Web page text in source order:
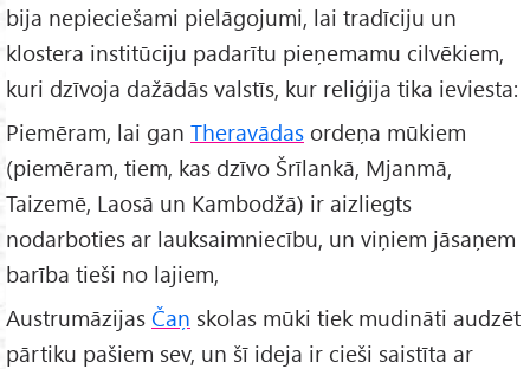
bija nepieciešami pielāgojumi, lai tradīciju un
klostera institūciju padarītu pieņemamu cilvēkiem,
kuri dzīvoja dažādās valstīs, kur reliģija tika ieviesta:
Piemēram, lai gan Theravādas ordeņa mūkiem
(piemēram, tiem, kas dzīvo Šrīlankā, Mjanmā,
Taizemē, Laosā un Kambodžā) ir aizliegts
nodarboties ar lauksaimniecību, un viņiem jāsaņem
barība tieši no lajiem,
Austrumāzijas Čaņ skolas mūki tiek mudināti audzēt
pārtiku pašiem sev, un šī ideja ir cieši saistīta ar